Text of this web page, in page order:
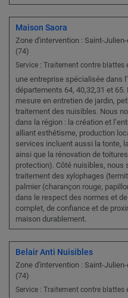
Maison Saora
Zone d'intervention : Saint-
(74)
Service : Traitement contre blattes
une entreprise spécialisée dans
départements 64, 40,32,31 et
mesure en entretien de jardin,
traitement des nuisibles. Nous
dans la région : la création et
alliant esthétisme, production
services incluent aussi la tonte,
ainsi que la rénovation de
protection). Côté nuisibles,
traitement des xylophages
palmier (charançon rouge,
dans le respect des normes et
complet, de confiance et de
maison durablement.
Belair Anti Nuisibles
Zone d'intervention : Saint-
(74)
Service : Traitement contre blattes